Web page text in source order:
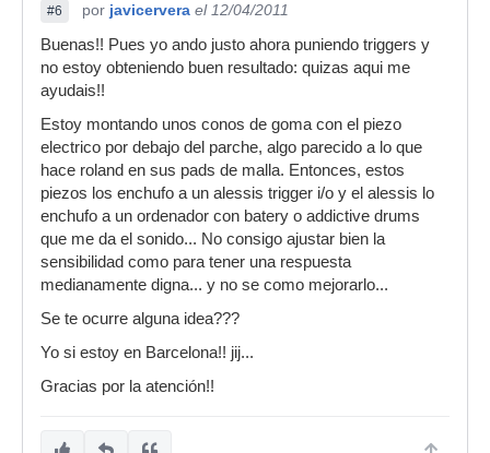
#6 por javicervera el 12/04/2011
Buenas!! Pues yo ando justo ahora puniendo triggers y
no estoy obteniendo buen resultado: quizas aqui me
ayudais!!
Estoy montando unos conos de goma con el piezo
electrico por debajo del parche, algo parecido a lo que
hace roland en sus pads de malla. Entonces, estos
piezos los enchufo a un alessis trigger i/o y el alessis lo
enchufo a un ordenador con batery o addictive drums
que me da el sonido... No consigo ajustar bien la
sensibilidad como para tener una respuesta
medianamente digna... y no se como mejorarlo...
Se te ocurre alguna idea???
Yo si estoy en Barcelona!! jij...
Gracias por la atención!!